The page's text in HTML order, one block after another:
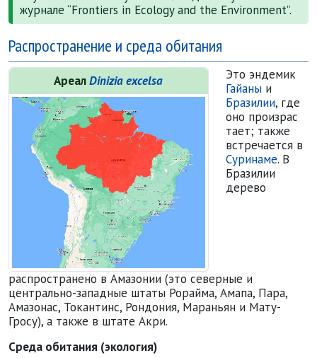
журнале Frontiers in Ecology and the Environment.
Распространение и среда обитания
АреалDinizia excelsa
Ареал Dinizia excelsa
Это эндемик
Гайаныи
Бразилии, где
оно произрас
тает; также
встречается в
Суринаме. В
Бразилии
дерево
распространено в Амазонии (это северные и
центрально-западные штаты Рорайма, Амапа, Пара,
Амазонас, Токантинс, Рондония, Мараньян и Мату-
Гросу), а также в штате Акри.
Среда обитания (экология)